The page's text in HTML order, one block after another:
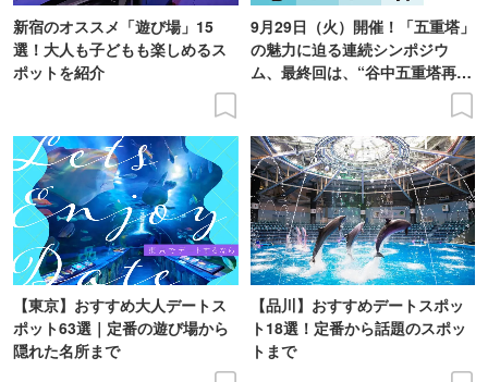
新宿のオススメ「遊び場」15
選！大人も子どもも楽しめるス
ポットを紹介
9月29日（火）開催！「五重塔」
の魅力に迫る連続シンポジウ
ム、最終回は、“谷中五重塔再建
【東京】おすすめ大人デートス
ポット63選｜定番の遊び場から
隠れた名所まで
【品川】おすすめデートスポッ
ト18選！定番から話題のスポッ
トまで